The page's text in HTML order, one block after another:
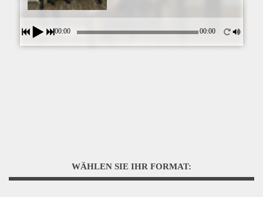
00:00 00:00
WÄHLEN SIE IHR FORMAT: